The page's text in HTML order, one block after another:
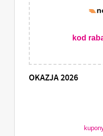
kod
OKAZJA 2026